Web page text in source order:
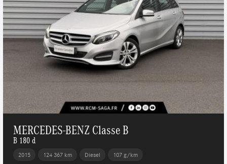
MERCEDES-BENZ Classe B
B 180 d
2015 124 367 km Diesel 107 g/km